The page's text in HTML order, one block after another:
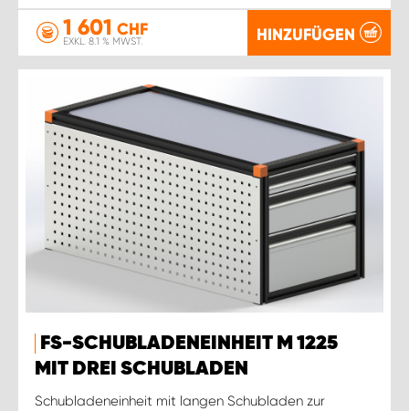
1 601 CHF
EXKL. 8.1 % MWST. HINZUFÜGEN
FS-SCHUBLADENEINHEIT M 1225
MIT DREI SCHUBLADEN
Schubladeneinheit mit langen Schubladen zur